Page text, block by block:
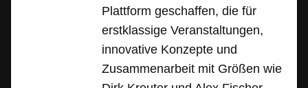
Plattform geschaffen, die für
erstklassige Veranstaltungen,
innovative Konzepte und
Zusammenarbeit mit Größen wie